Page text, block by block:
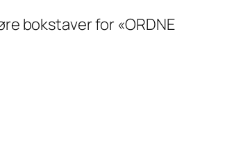
bokstaver for «ORDNE